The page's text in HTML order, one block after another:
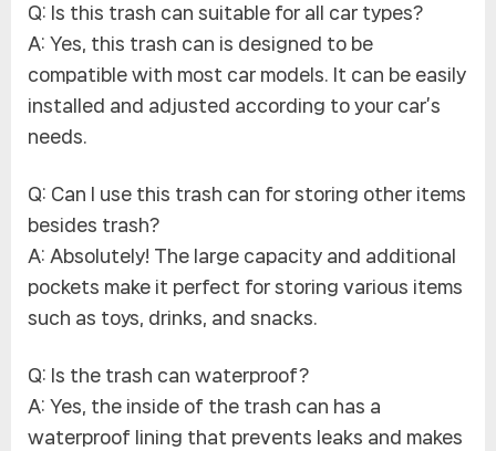
Q: Is this trash can suitable for all car types?
A: Yes, this trash can is designed to be
compatible with most car models. It can be easily
installed and adjusted according to your car’s
needs.
Q: Can I use this trash can for storing other items
besides trash?
A: Absolutely! The large capacity and additional
pockets make it perfect for storing various items
such as toys, drinks, and snacks.
Q: Is the trash can waterproof?
A: Yes, the inside of the trash can has a
waterproof lining that prevents leaks and makes